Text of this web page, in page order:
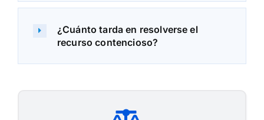
¿Cuánto tarda en resolverse el
recurso contencioso?